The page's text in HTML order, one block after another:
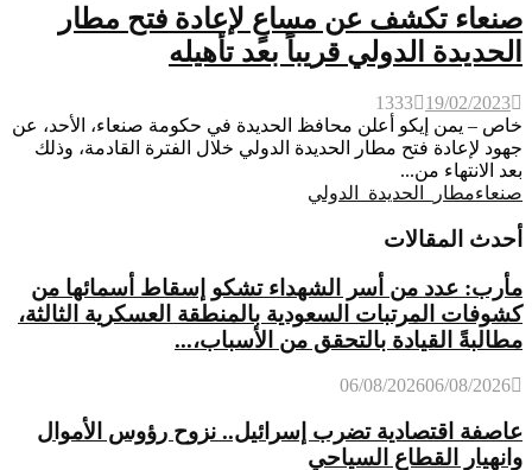
صنعاء تكشف عن مساعٍ لإعادة فتح مطار
الحديدة الدولي قريباً بعد تأهيله
19/02/2023
1333
خاص – يمن إيكو أعلن محافظ الحديدة في حكومة صنعاء، الأحد، عن
جهود لإعادة فتح مطار الحديدة الدولي خلال الفترة القادمة، وذلك
بعد الانتهاء من...
صنعاءمطار_الحديدة_الدولي
أحدث المقالات
مأرب: عدد من أسر الشهداء تشكو إسقاط أسمائها من
كشوفات المرتبات السعودية بالمنطقة العسكرية الثالثة،
مطالبةً القيادة بالتحقق من الأسباب،...
06/08/202606/08/2026
عاصفة اقتصادية تضرب إسرائيل.. نزوح رؤوس الأموال
وانهيار القطاع السياحي